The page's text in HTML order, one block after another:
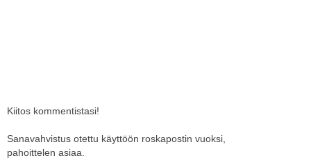
Kiitos kommentistasi!
Sanavahvistus otettu käyttöön roskapostin vuoksi,
pahoittelen asiaa.